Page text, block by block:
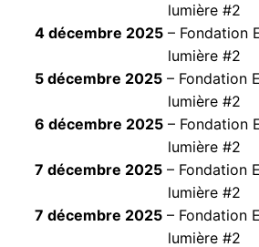
lumière #2
4 décembre 2025– Fondation
lumière #2
5 décembre 2025 – Fondation
lumière #2
6 décembre 2025– Fondation
lumière #2
7 décembre 2025 – Fondation
lumière #2
7 décembre 2025 – Fondation
lumière #2